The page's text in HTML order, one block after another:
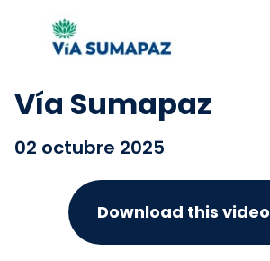
Vía Sumapaz
02 octubre 2025
Download this video